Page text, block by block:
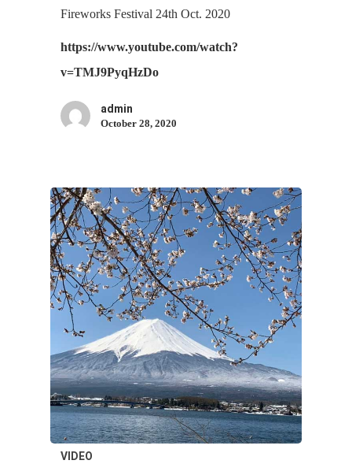
Fireworks Festival 24th Oct. 2020
https://www.youtube.com/watch?
v=TMJ9PyqHzDo
admin
October 28, 2020
VIDEO